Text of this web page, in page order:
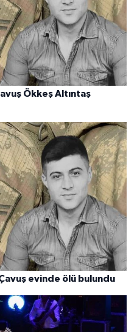
Ökkeş Altıntaş
evinde ölü bulundu